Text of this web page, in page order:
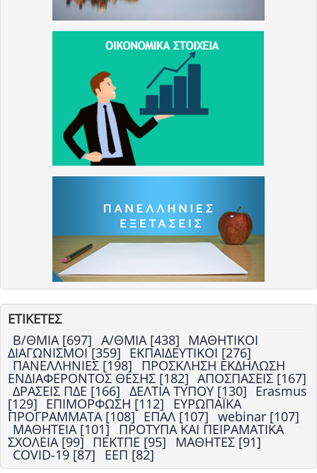
ΕΤΙΚΕΤΕΣ
Β/ΘΜΙΑ [697] Α/ΘΜΙΑ [438] ΜΑΘΗΤΙΚΟΙ
ΔΙΑΓΩΝΙΣΜΟΙ [359] ΕΚΠΑΙΔΕΥΤΙΚΟΙ [276]
ΠΑΝΕΛΛΗΝΙΕΣ [198] ΠΡΟΣΚΛΗΣΗ ΕΚΔΗΛΩΣΗ
ΕΝΔΙΑΦΕΡΟΝΤΟΣ ΘΕΣΗΣ [182] ΑΠΟΣΠΑΣΕΙΣ [167]
ΔΡΑΣΕΙΣ ΠΔΕ [166] ΔΕΛΤΙΑ ΤΥΠΟΥ [130] Erasmus
[129] ΕΠΙΜΟΡΦΩΣΗ [112] ΕΥΡΩΠΑΪΚΑ
ΠΡΟΓΡΑΜΜΑΤΑ [108] ΕΠΑΛ [107] webinar [107]
ΜΑΘΗΤΕΙΑ [101] ΠΡΟΤΥΠΑ ΚΑΙ ΠΕΙΡΑΜΑΤΙΚΑ
ΣΧΟΛΕΙΑ [99] ΠΕΚΤΠΕ [95] ΜΑΘΗΤΕΣ [91]
COVID-19 [87] ΕΕΠ [82]